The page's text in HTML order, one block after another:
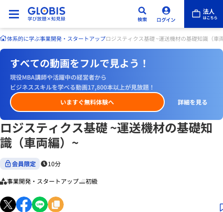
体系的に学ぶ事業開発・スタートアップロジスティクス基礎 ~運送機材の基礎知識（車
すべての動画をフルで見よう！
現役MBA講師や活躍中の経営者から
ビジネススキルを学べる動画17,800本以上が見放題！
いますぐ無料体験へ
詳細を見る
ロジスティクス基礎 ~運送機材の基礎知
識（車両編）~
会員限定 10分
事業開発・スタートアップ 初級